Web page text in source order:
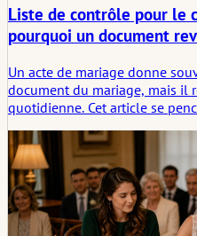
Liste de contrôle pour le
pourquoi un document
Un acte de mariage donne
document du mariage, mais il
quotidienne. Cet article se
les voyages, les services
discrète qu'un document